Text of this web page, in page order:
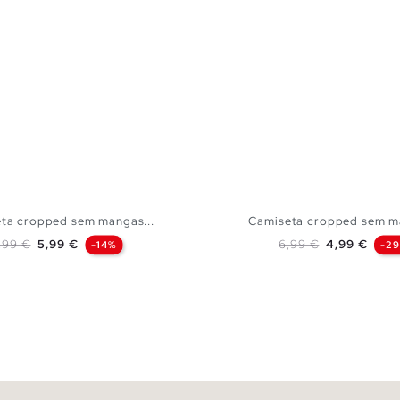
cropped sem mangas...
normal
€ Preço
5,99 € -14%
Camiseta cropped sem
Preço normal
6,99 € Preço
4,99 € -